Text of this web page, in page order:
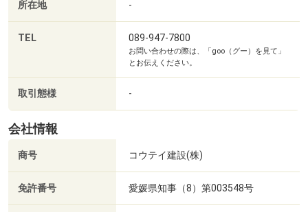
所在地 -
TEL 089-947-7800
お問い合わせの際は、「goo（グー）を見て」
とお伝えください。
取引態様 -
会社情報
商号 コウテイ建設(株)
免許番号 愛媛県知事（8）第003548号